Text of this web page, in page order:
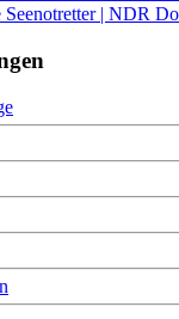
Seenotretter | NDR